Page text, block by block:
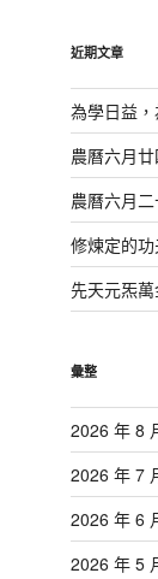
字:
近期文章
為學日益
農曆六月
農曆六月
修煉定的
先天元炁
彙整
2026 年 8
2026 年 7
2026 年 6
2026 年 5